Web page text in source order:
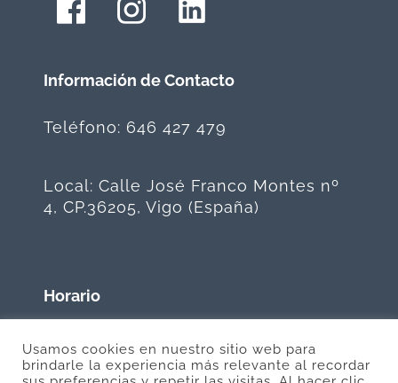
Información de Contacto
Teléfono: 646 427 479
Local: Calle José Franco Montes nº
4, CP.36205, Vigo (España)
Horario
ATENCIÓN CON
CITA PREVIA
Usamos cookies en nuestro sitio web para
brindarle la experiencia más relevante al recordar